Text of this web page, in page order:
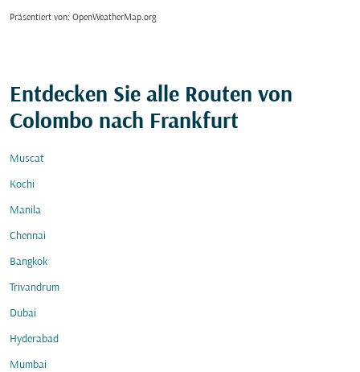
Präsentiert von: OpenWeatherMap.org
Entdecken Sie alle Routen von
Colombo nach Frankfurt
Muscat
Kochi
Manila
Chennai
Bangkok
Trivandrum
Dubai
Hyderabad
Mumbai